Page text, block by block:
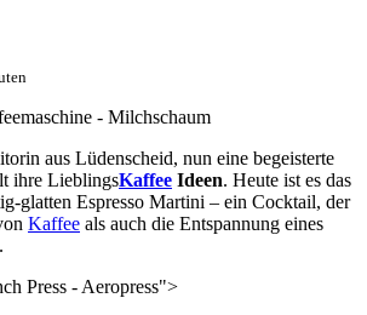
aus Lüdenscheid, nun eine begeisterte
ihre LieblingsKaffee Ideen. Heute ist es das
glatten Espresso Martini – ein Cocktail, der
Kaffee als auch die Entspannung eines
">